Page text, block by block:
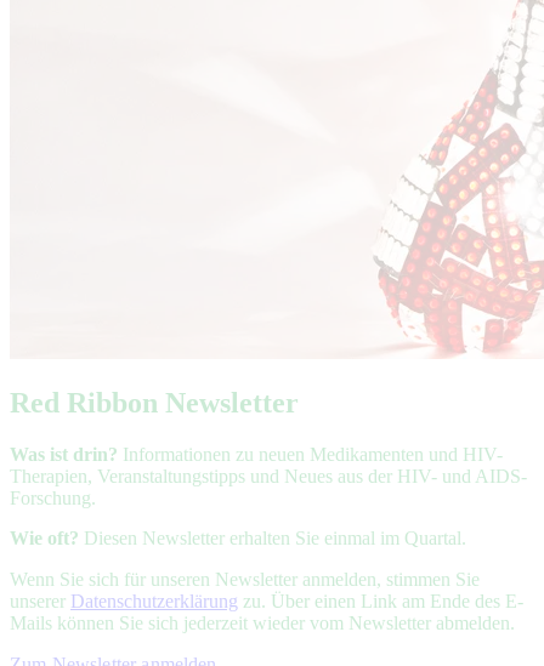
Red Ribbon Newsletter
Was ist drin? Informationen zu neuen Medikamenten und HIV-
Therapien, Veranstaltungstipps und Neues aus der HIV- und AIDS-
Forschung.
Wie oft? Diesen Newsletter erhalten Sie einmal im Quartal.
Wenn Sie sich für unseren Newsletter anmelden, stimmen Sie
unserer Datenschutzerklärung zu. Über einen Link am Ende des E-
Mails können Sie sich jederzeit wieder vom Newsletter abmelden.